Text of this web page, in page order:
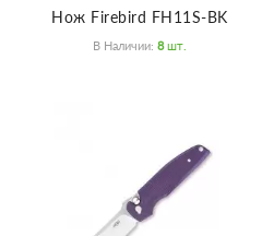
Нож Firebird FH11S-BK
В Наличии: 8 Шт.